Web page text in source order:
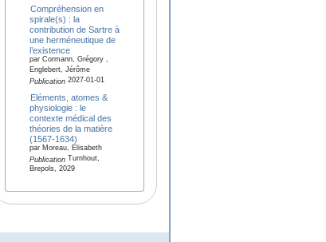
Compréhension en
spirale(s) : la
contribution de Sartre à
une herméneutique de
l’existence
par Cormann, Grégory ,
Englebert, Jérôme
Publication2027-01-01
Eléments, atomes &
physiologie : le
contexte médical des
théories de la matière
(1567-1634)
par Moreau, Elisabeth
PublicationTurnhout,
Brepols, 2029